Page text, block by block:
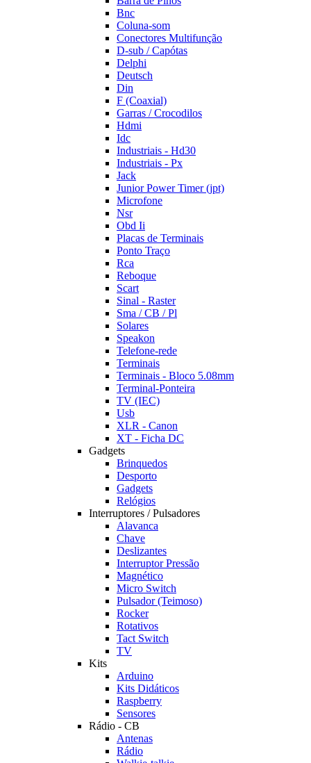
Bnc
Coluna-som
Conectores Multifunção
D-sub / Capótas
Delphi
Deutsch
Din
F (Coaxial)
Garras / Crocodilos
Hdmi
Idc
Industriais - Hd30
Industriais - Px
Jack
Junior Power Timer (jpt)
Microfone
Nsr
Obd Ii
Placas de Terminais
Ponto Traço
Rca
Reboque
Scart
Sinal - Raster
Sma / CB / Pl
Solares
Speakon
Telefone-rede
Terminais
Terminais - Bloco 5.08mm
Terminal-Ponteira
TV (IEC)
Usb
XLR - Canon
XT - Ficha DC
Gadgets
Brinquedos
Desporto
Gadgets
Relógios
Interruptores / Pulsadores
Alavanca
Chave
Deslizantes
Interruptor Pressão
Magnético
Micro Switch
Pulsador (Teimoso)
Rocker
Rotativos
Tact Switch
TV
Kits
Arduino
Kits Didáticos
Raspberry
Sensores
Rádio - CB
Antenas
Rádio